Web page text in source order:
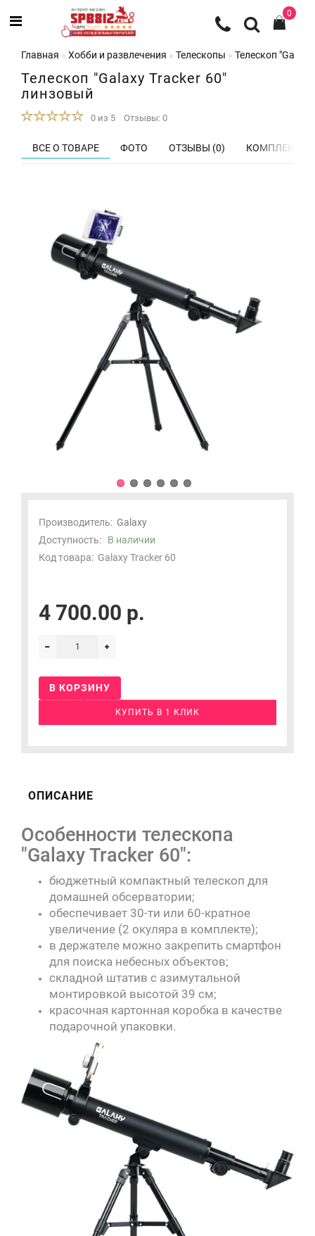
0
Главная Хобби и развлечения Телескопы Телескоп
Телескоп "Galaxy Tracker 60"
линзовый
0 из 5 Отзывы: 0
ВСЕ О ТОВАРЕ ФОТО ОТЗЫВЫ (0) КОМПЛЕКТ
Производитель: Galaxy
Доступность: В наличии
Код товара: Galaxy Tracker 60
4 700.00 р.
В КОРЗИНУ
КУПИТЬ В 1 КЛИК
ОПИСАНИЕ
Особенности телескопа
"Galaxy Tracker 60":
бюджетный компактный телескоп для
домашней обсерватории;
обеспечивает 30-ти или 60-кратное
увеличение (2 окуляра в комплекте);
в держателе можно закрепить смартфон
для поиска небесных объектов;
складной штатив с азимутальной
монтировкой высотой 39 см;
красочная картонная коробка в качестве
подарочной упаковки.